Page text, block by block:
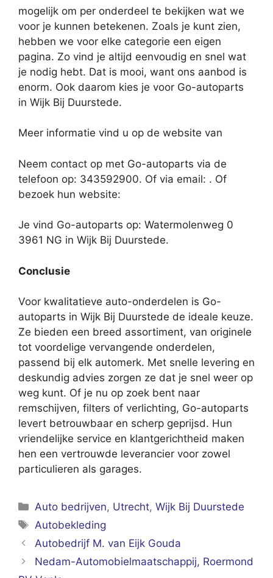
mogelijk om per onderdeel te bekijken wat we
voor je kunnen betekenen. Zoals je kunt zien,
hebben we voor elke categorie een eigen
pagina. Zo vind je altijd eenvoudig en snel wat
je nodig hebt. Dat is mooi, want ons aanbod is
enorm. Ook daarom kies je voor Go-autoparts
in Wijk Bij Duurstede.
Meer informatie vind u op de website van
Neem contact op met Go-autoparts via de
telefoon op: 343592900. Of via email: . Of
bezoek hun website:
Je vind Go-autoparts op: Watermolenweg 0
3961 NG in Wijk Bij Duurstede.
Conclusie
Voor kwalitatieve auto-onderdelen is Go-
autoparts in Wijk Bij Duurstede de ideale keuze.
Ze bieden een breed assortiment, van originele
tot voordelige vervangende onderdelen,
passend bij elk automerk. Met snelle levering en
deskundig advies zorgen ze dat je snel weer op
weg kunt. Of je nu op zoek bent naar
remschijven, filters of verlichting, Go-autoparts
levert betrouwbaar en scherp geprijsd. Hun
vriendelijke service en klantgerichtheid maken
hen een vertrouwde leverancier voor zowel
particulieren als garages.
Categorieën
Auto bedrijven, Utrecht,Wijk Bij Duurstede
Tags
Autobekleding
Autobedrijf M. van Eijk Gouda
Nedam-Automobielmaatschappij, Roermond